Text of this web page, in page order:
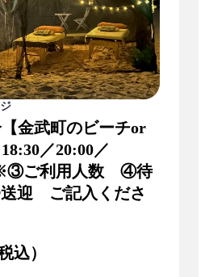
金武町のビーチor
／20:00／
ご利用人数 ④待
迎 ご記入くださ
込）